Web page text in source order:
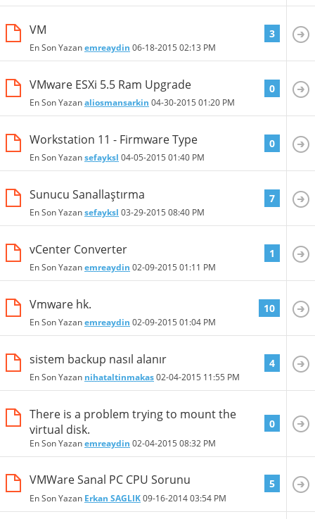
VM
En Son Yazanemreaydin 06-18-2015 02:13 PM
3
VMware ESXi 5.5 Ram Upgrade
En Son Yazanaliosmansarkin 04-30-2015 01:20 PM
0
Workstation 11 - Firmware Type
En Son Yazansefayksl 04-05-2015 01:40 PM
0
Sunucu Sanallaştırma
En Son Yazansefayksl 03-29-2015 08:40 PM
7
vCenter Converter
En Son Yazanemreaydin 02-09-2015 01:11 PM
1
Vmware hk.
En Son Yazanemreaydin 02-09-2015 01:04 PM
10
sistem backup nasıl alanır
En Son Yazan nihataltinmakas02-04-2015 11:55 PM
4
There is a problem trying to mount the
virtual disk.
En Son Yazanemreaydin 02-04-2015 08:32 PM
0
VMWare Sanal PC CPU Sorunu
En Son Yazan Erkan SAGLIK09-16-201403:54 PM
5